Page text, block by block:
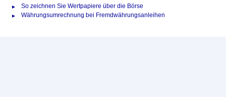
So zeichnen Sie Wertpapiere über die Börse
Währungsumrechnung bei Fremdwährungsanleihen